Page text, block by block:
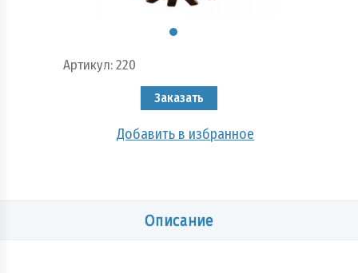
Средства защиты и безопасность труда
Стволы пожарные и водопенное оборудование
Артикул:220
Заказать
Добавить в избранное
Описание